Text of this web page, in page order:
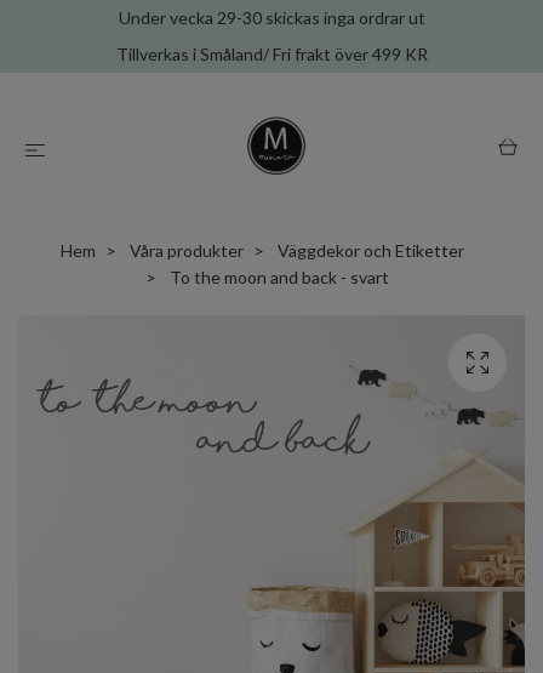
Under vecka 29-30 skickas inga ordrar ut
Tillverkas i Småland/ Fri frakt över 499 KR
Hem Våra produkter
Väggdekor och Etiketter
To the moon and back - svart